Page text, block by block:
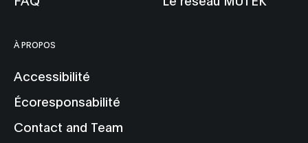
À PROPOS
Accessibilité
Écoresponsabilité
Contact and Team